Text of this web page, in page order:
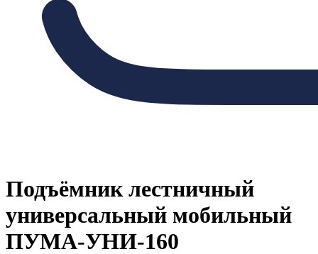
Подъёмник лестничный
универсальный мобильный
ПУМА-УНИ-160